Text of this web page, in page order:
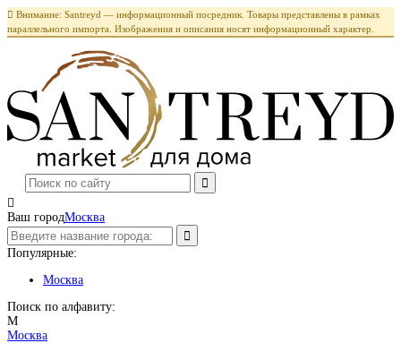
 Внимание: Santreyd — информационный посредник. Товары представлены в рамках
параллельного импорта. Изображения и описания носят информационный характер.

Ваш городМосква
Популярные:
Москва
Поиск по алфавиту:
М
Москва